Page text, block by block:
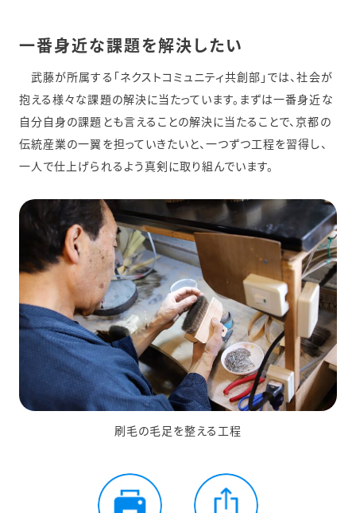
一番身近な課題を解決したい
武藤が所属する「ネクストコミュニティ共創部」では、社会が
抱える様々な課題の解決に当たっています。まずは一番身近な
自分自身の課題とも言えることの解決に当たることで、京都の
伝統産業の一翼を担っていきたいと、一つずつ工程を習得し、
一人で仕上げられるよう真剣に取り組んでいます。
刷毛の毛足を整える工程